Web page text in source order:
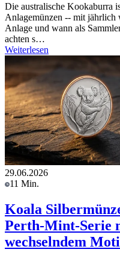
Die australische Kookaburra
Anlagemünzen -- mit jährlich
Anlage und wann als
achten s…
Weiterlesen
29.06.2026
11 Min.
Koala
Perth-Mint-Serie
wechselndem